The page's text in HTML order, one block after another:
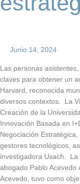
Junio 14, 2024
Las personas
claves para obtener un
Harvard, reconocida
diversos contextos. La
Creación de la
Innovación Basada en
Negociación
gestores tecnológicos,
investigadora Usach. La
abogado Pablo Acevedo
Acevedo, tuvo como